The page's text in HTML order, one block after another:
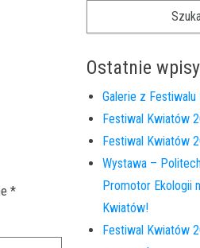
*
Ostatnie wpisy
Galerie z
Festiwal Kwiatów
Festiwal Kwiatów
Wystawa –
Promotor Ekologii
Kwiatów!
Festiwal Kwiatów